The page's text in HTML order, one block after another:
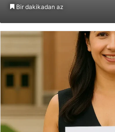
Bir dakikadan az